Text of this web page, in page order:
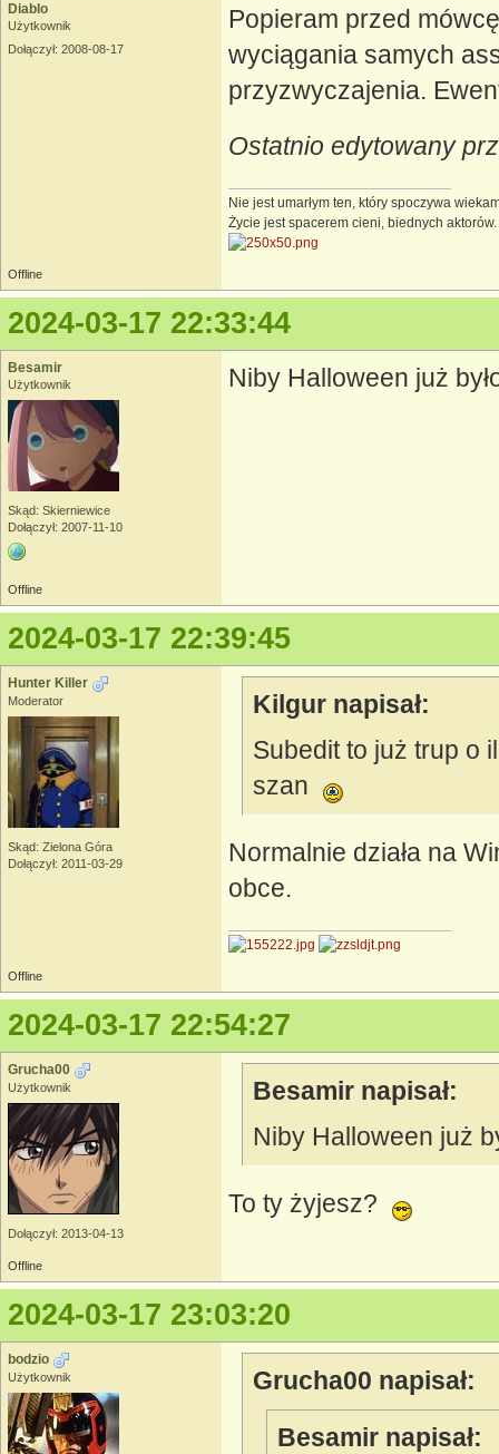
Diablo
Użytkownik
Dołączył: 2008-08-17
Popieram przed
wyciągania samych
przyzwyczajenia.
Ostatnio edytowany
Nie jest umarłym ten, który spoczywa
Życie jest spacerem cieni, biednych
Offline
2024-03-17 22:33:44
Besamir
Użytkownik
Skąd: Skierniewice
Dołączył: 2007-11-10
Niby Halloween już
Offline
2024-03-17 22:39:45
Hunter Killer
Moderator
Skąd: Zielona Góra
Dołączył: 2011-03-29
Kilgur napisał:
Subedit to już trup o
szan
Normalnie działa na
obce.
Offline
2024-03-17 22:54:27
Grucha00
Użytkownik
Dołączył: 2013-04-13
Besamir napisał:
Niby Halloween już
To ty żyjesz?
Offline
2024-03-17 23:03:20
bodzio
Użytkownik Grucha00 napisał:
Besamir napisał: